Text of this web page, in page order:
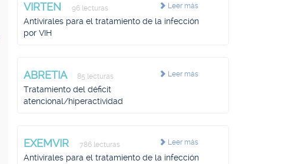
Leer más
VIRTEN 96 lecturas
Antivirales para el tratamiento de la infección
por VIH
Leer más
ABRETIA 85 lecturas
Tratamiento del déficit
atencional/hiperactividad
Leer más
EXEMVIR 786 lecturas
Antivirales para el tratamiento de la infección